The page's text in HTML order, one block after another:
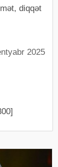
diqqət
2025